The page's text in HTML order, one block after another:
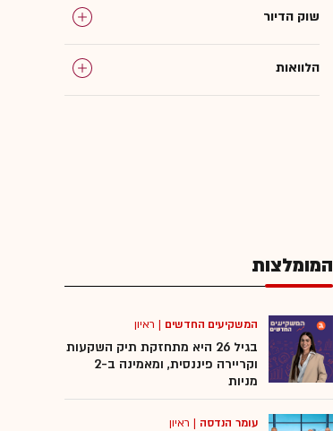
שוק הדיור
הלוואות
המומלצות
המשקיעים החדשים | ראיון
בגיל 26 היא מתחזקת תיק השקעות
וקריירה פיננסית, ומאמינה ב-2
מניות
עומר הנדסה | ראיון